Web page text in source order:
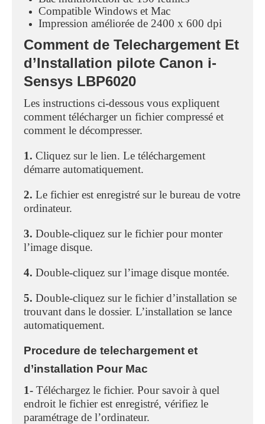
Compatible Windows et Mac
Impression améliorée de 2400 x 600 dpi
Comment de Telechargement Et
d’Installation pilote Canon i-
Sensys LBP6020
Les instructions ci-dessous vous expliquent
comment télécharger un fichier compressé et
comment le décompresser.
1. Cliquez sur le lien. Le téléchargement
démarre automatiquement.
2. Le fichier est enregistré sur le bureau de votre
ordinateur.
3. Double-cliquez sur le fichier pour monter
l’image disque.
4. Double-cliquez sur l’image disque montée.
5. Double-cliquez sur le fichier d’installation se
trouvant dans le dossier. L’installation se lance
automatiquement.
Procedure de telechargement et
d’installation Pour Mac
1- Téléchargez le fichier. Pour savoir à quel
endroit le fichier est enregistré, vérifiez le
paramétrage de l’ordinateur.